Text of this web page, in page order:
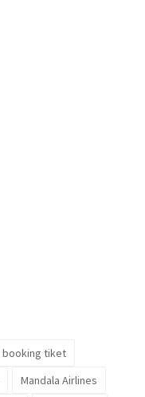
booking tiket
Mandala Airlines